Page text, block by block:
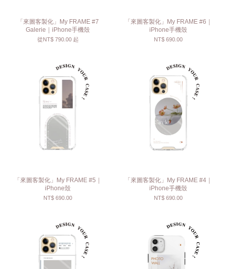
「來圖客製化」My FRAME #7
Galerie｜iPhone手機殼
從NT$ 790.00 起
「來圖客製化」My FRAME #6｜
iPhone手機殼
NT$ 690.00
「來圖客製化」My FRAME #5｜
iPhone殼
NT$ 690.00
「來圖客製化」My FRAME #4｜
iPhone手機殼
NT$ 690.00